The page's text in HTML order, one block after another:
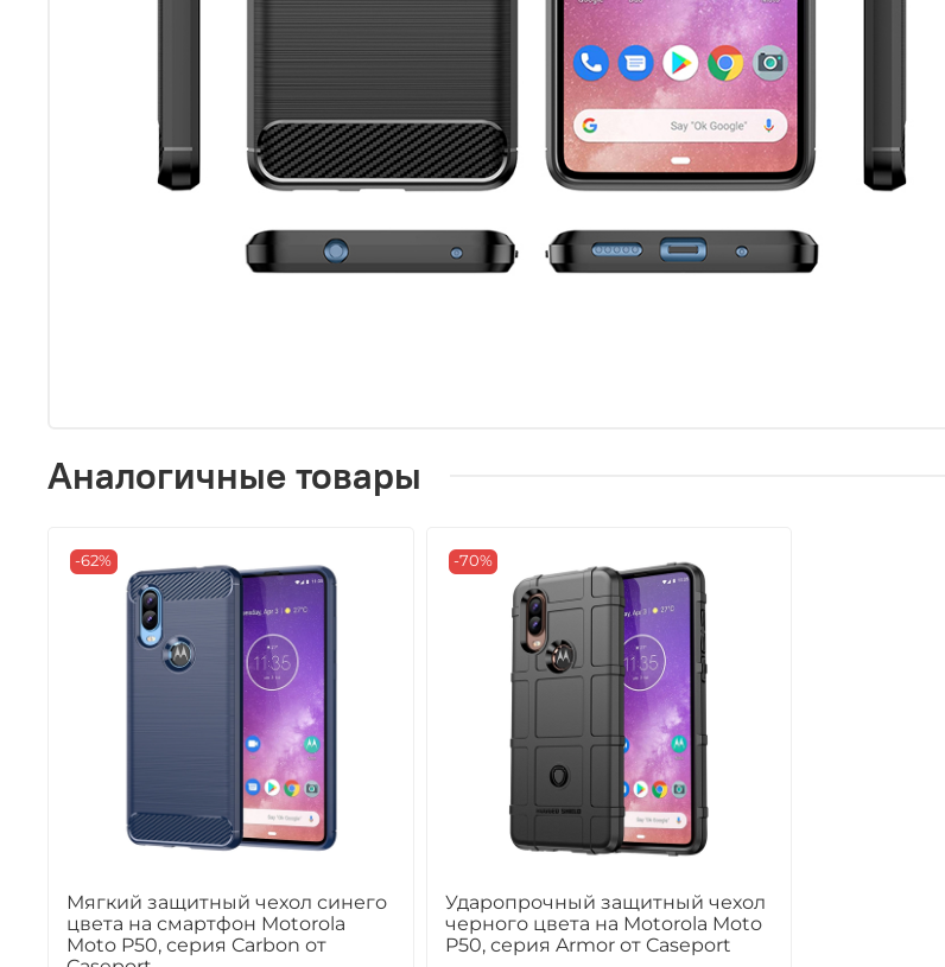
Аналогичные товары
-62%
Мягкий защитный чехол синего
цвета на смартфон Motorola
Moto P50, серия Carbon от
-70%
Ударопрочный защитный чехол
черного цвета на Motorola Moto
P50, серия Armor от Caseport